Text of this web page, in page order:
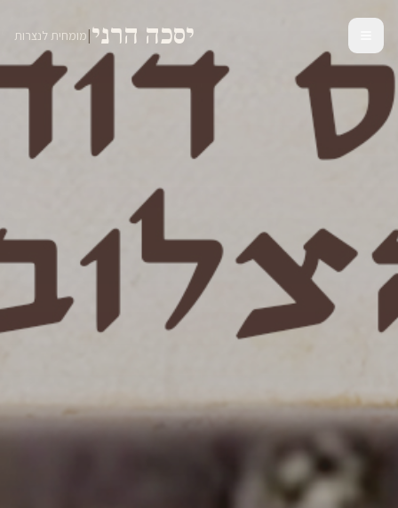
יסכה הרני|מומחית לנצרות